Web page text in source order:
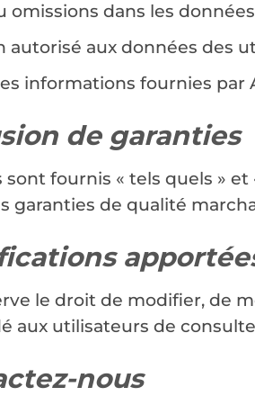
omissions dans les
autorisé aux données des
informations fournies par
de garanties
sont fournis « tels quels »
garanties de qualité
le droit de modifier, de
aux utilisateurs de
nous